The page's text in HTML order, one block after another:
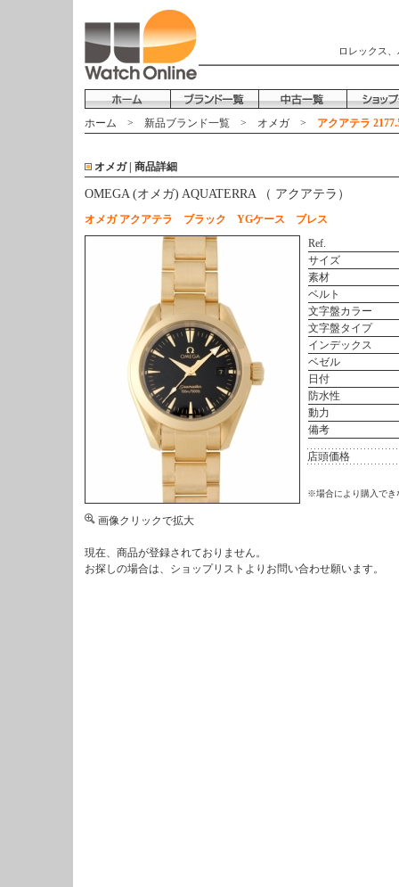
ロレックス
ホーム > 新品ブランド一覧 > オメガ > アクアテラ
オメガ | 商品詳細
OMEGA (オメガ) AQUATERRA （ アクアテラ）
オメガ アクアテラ ブラック YGケース ブレス
画像クリックで拡大
Ref.
サイズ
素材
ベルト
文字盤カラー
文字盤タイプ
インデックス
ベゼル
日付
防水性
動力
備考
店頭価格
※場合により購入でき
現在、商品が登録されておりません。
お探しの場合は、 ショップリスト よりお問い合わせ願います。